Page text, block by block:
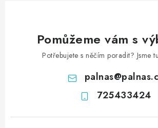
Pomůžeme vám s
Potřebujete s něčím poradit? Jsme
palnas@
725433424